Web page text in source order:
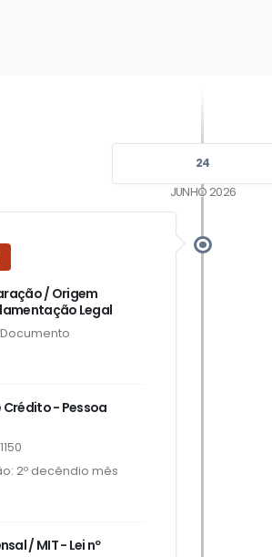
24
JUNHO 2026
/ Origem
Legal
Crédito - Pessoa
2º decêndio mês
/ MIT - Lei nº